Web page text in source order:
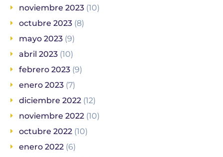
noviembre 2023 (10)
octubre 2023 (8)
mayo 2023 (9)
abril 2023 (10)
febrero 2023 (9)
enero 2023 (7)
diciembre 2022 (12)
noviembre 2022 (10)
octubre 2022 (10)
enero 2022 (6)